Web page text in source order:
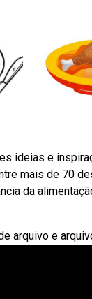
ideias e
mais de 70
da
arquivo e